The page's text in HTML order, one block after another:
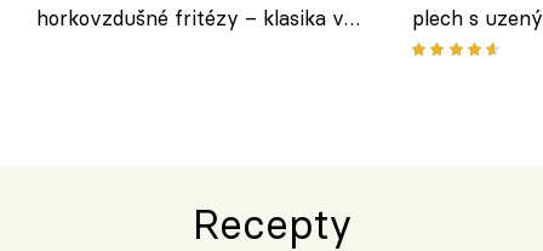
horkovzdušné fritézy – klasika v
plech s
způsob, jak
Recepty